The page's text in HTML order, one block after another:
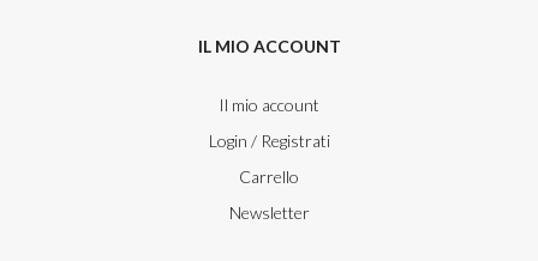
IL MIO ACCOUNT
Il mio account
Login / Registrati
Carrello
Newsletter